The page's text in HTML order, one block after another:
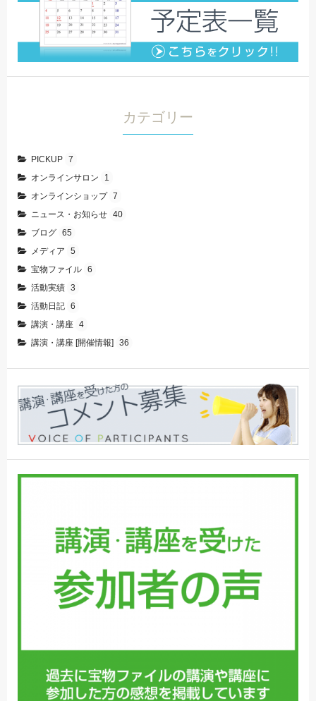
カテゴリー
PICKUP 7
オンラインサロン
1
オンラインショップ 7
ニュース・お知らせ 40
ブログ 65
メディア
5
宝物ファイル 6
活動実績 3
活動日記 6
講演・講座 4
講演・講座 [開催情報]
36